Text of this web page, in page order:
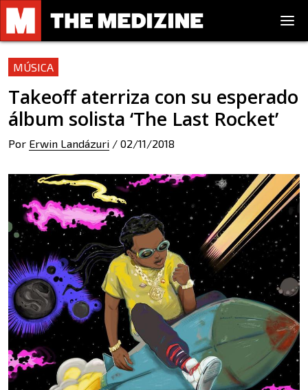
MÚSICA
Takeoff aterriza con su esperado
álbum solista ‘The Last Rocket’
Por Erwin Landázuri / 02/11/2018